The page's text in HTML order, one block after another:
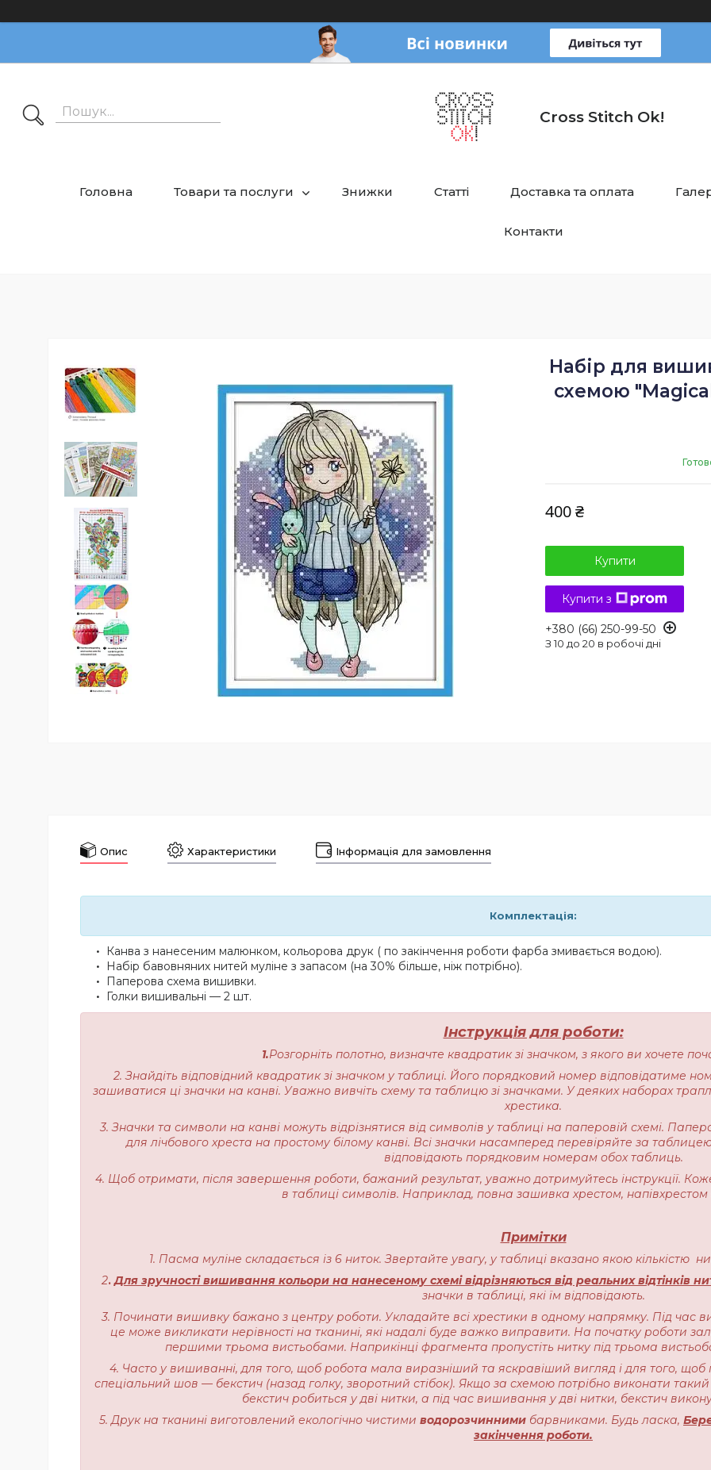
Cross Stitch Ok!
Головна Товари та послуги Знижки Статті Доставка та оплата
Контакти
Набір для
схемою
400 ₴
Купити
Купити з
+380 (66) 250-99-50
З 10 до 20 в робочі дні
Опис Характеристики Інформація для замовлення
Комплектація:
Канва з нанесеним малюнком, кольорова друк ( по закінчення роботи фарба змивається водою).
Набір бавовняних нитей муліне з запасом (на 30% більше, ніж потрібно).
Паперова схема вишивки.
Голки вишивальні — 2 шт.
Інструкція для роботи:
1.Розгорніть полотно, визначте квадратик зі значком, з якого ви хочете
2. Знайдіть відповідний квадратик зі значком у таблиці. Його порядковий номер відповідатиме
зашиватися ці значки на канві. Уважно вивчіть схему та таблицю зі значками. У деяких наборах
хрестика.
3. Значки та символи на канві можуть відрізнятися від символів у таблиці на паперовій схемі.
для лічбового хреста на простому білому канві. Всі значки насамперед перевіряйте за
відповідають порядковим номерам обох таблиць.
4. Щоб отримати, після завершення роботи, бажаний результат, уважно дотримуйтесь інструкції.
в таблиці символів. Наприклад, повна зашивка хрестом, напівхрестом
Примітки
1. Пасма муліне складається із 6 ниток. Звертайте увагу, у таблиці вказано якою кількістю
2.Для зручності вишивання кольори на нанесеному схемі відрізняються від реальних відтінків
значки в таблиці, які їм відповідають.
3. Починати вишивку бажано з центру роботи. Укладайте всі хрестики в одному напрямку. Під час
це може викликати нерівності на тканині, які надалі буде важко виправити. На початку роботи
першими трьома вистьобами. Наприкінці фрагмента пропустіть нитку під трьома
4. Часто у вишиванні, для того, щоб робота мала виразніший та яскравіший вигляд і для того, щоб
спеціальний шов — бекстич (назад голку, зворотний стібок). Якщо за схемою потрібно виконати
бекстич робиться у дві нитки, а під час вишивання у дві нитки, бекстич
5. Друк на тканині виготовлений екологічно чистими водорозчинними барвниками. Будь ласка,
закінчення роботи.